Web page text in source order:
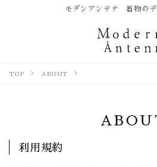
モダンアンテナ 着物の
TOP ABOUT
利用規約